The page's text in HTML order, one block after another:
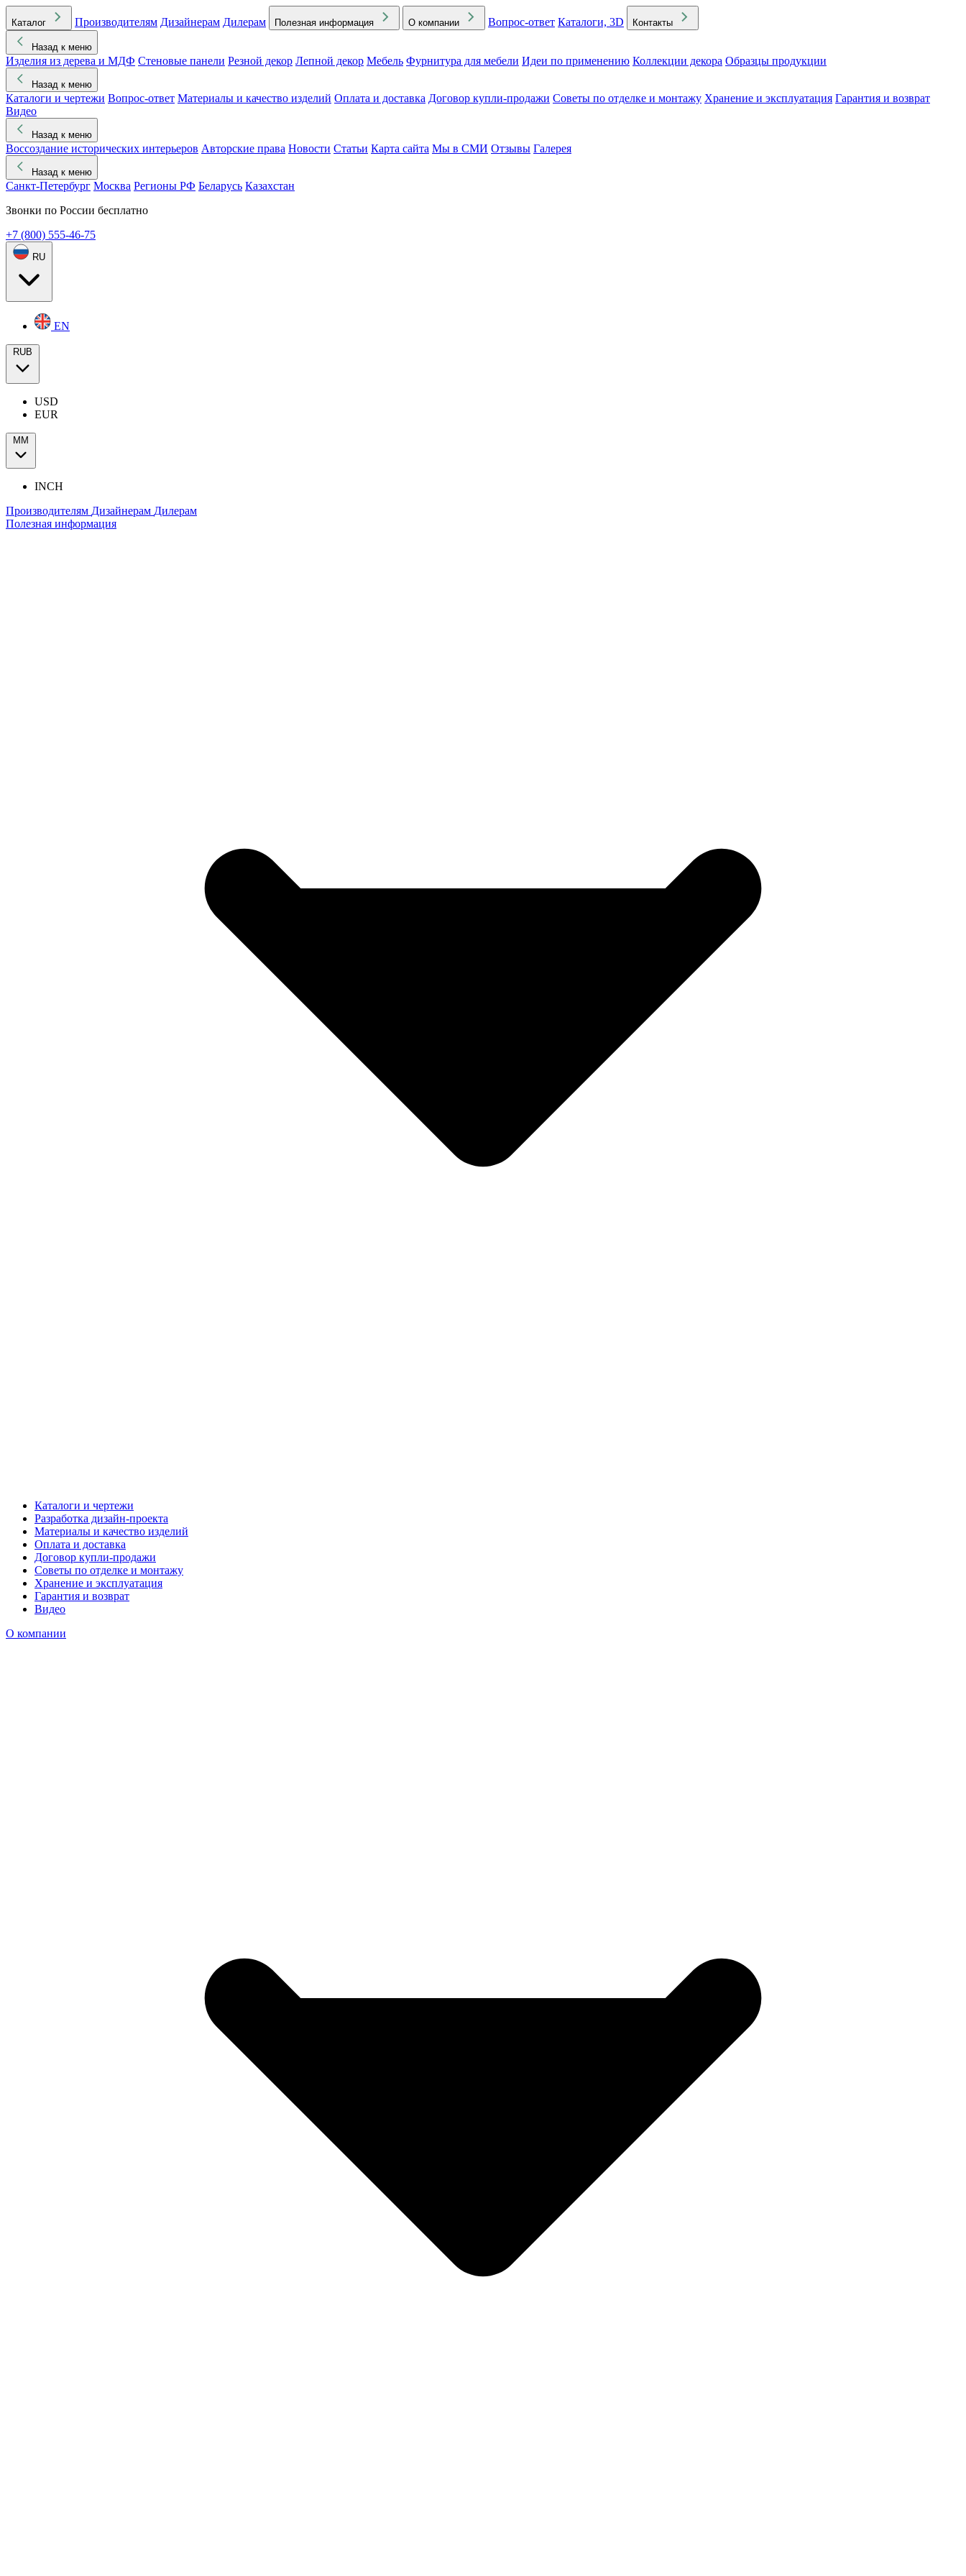
Каталог Производителям Дизайнерам Дилерам Полезная информация О компании Вопрос-ответ Каталоги, 3D Контакты
Назад к меню
Изделия из дерева и МДФ Стеновые панели Резной декор Лепной декор Мебель Фурнитура для мебели Идеи по применению Коллекции декора Образцы продукции
Назад к меню
Каталоги и чертежи Вопрос-ответ Материалы и качество изделий Оплата и доставка Договор купли-продажи Советы по отделке и монтажу Хранение и эксплуатация Гарантия и возврат
Видео
Назад к меню
Воссоздание исторических интерьеров Авторские права Новости Статьи Карта сайта Мы в СМИ Отзывы Галерея
Назад к меню
Санкт-Петербург Москва Регионы РФ Беларусь Казахстан
Звонки по России бесплатно
+7 (800) 555-46-75
RU
EN
RUB
USD
EUR
ММ
INCH
Производителям Дизайнерам Дилерам
Полезная информация
Каталоги и чертежи
Разработка дизайн-проекта
Материалы и качество изделий
Оплата и доставка
Договор купли-продажи
Советы по отделке и монтажу
Хранение и эксплуатация
Гарантия и возврат
Видео
О компании